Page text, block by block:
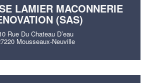
LAMIER MACONNERIE
(SAS)
Rue Du Chateau D’eau
Mousseaux-Neuville